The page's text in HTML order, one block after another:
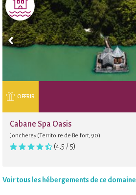
OFFRIR
Cabane Spa Oasis
Joncherey (Territoire de Belfort, 90)
(4,5 / 5)
Voir tous les hébergements de ce domaine